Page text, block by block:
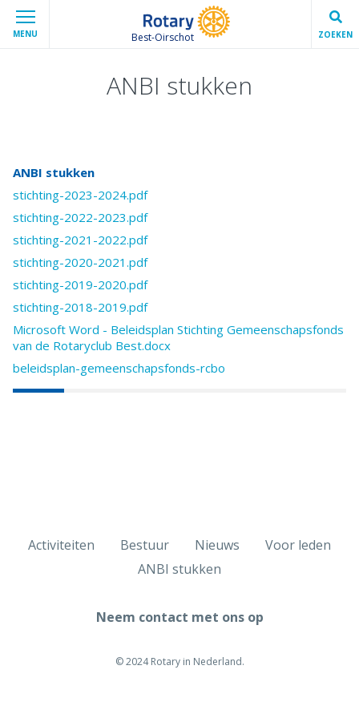
MENU Best-Oirschot ZOEKEN
ANBI stukken
ANBI stukken
stichting-2023-2024.pdf
stichting-2022-2023.pdf
stichting-2021-2022.pdf
stichting-2020-2021.pdf
stichting-2019-2020.pdf
stichting-2018-2019.pdf
Microsoft Word - Beleidsplan Stichting Gemeenschapsfonds
van de Rotaryclub Best.docx
beleidsplan-gemeenschapsfonds-rcbo
Activiteiten Bestuur Nieuws
Voor leden
ANBI stukken
Neem contact met ons op
© 2024 Rotary in Nederland.